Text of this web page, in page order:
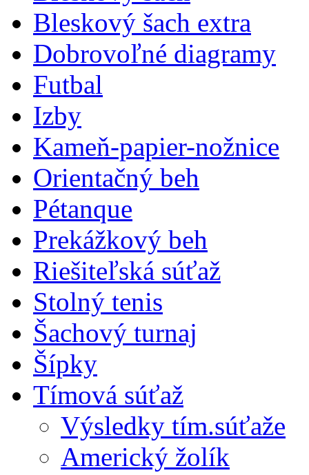
Bleskový šach extra
Dobrovoľné diagramy
Futbal
Izby
Kameň-papier-nožnice
Orientačný beh
Pétanque
Prekážkový beh
Riešiteľská súťaž
Stolný tenis
Šachový turnaj
Šípky
Tímová súťaž
Výsledky tím.súťaže
Americký žolík